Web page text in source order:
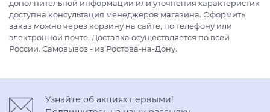
дополнительной информации или уточнения характеристик
доступна консультация менеджеров магазина. Оформить
заказ можно через корзину на сайте, по телефону или
электронной почте. Доставка осуществляется по всей
России. Самовывоз - из Ростова-на-Дону.
Узнайте об акциях первыми!